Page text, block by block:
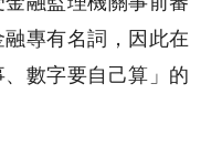
專有名詞，因此在
數字要自己算」的